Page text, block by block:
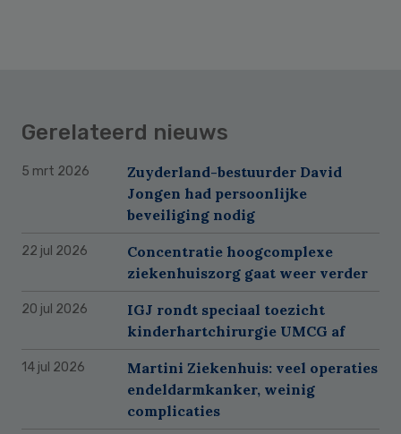
Gerelateerd nieuws
5 mrt 2026
Zuyderland-bestuurder David
Jongen had persoonlijke
beveiliging nodig
22 jul 2026
Concentratie hoogcomplexe
ziekenhuiszorg gaat weer verder
20 jul 2026
IGJ rondt speciaal toezicht
kinderhartchirurgie UMCG af
14 jul 2026
Martini Ziekenhuis: veel operaties
endeldarmkanker, weinig
complicaties